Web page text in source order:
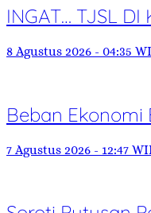
INGAT… TJSL DI
8 Agustus 2026 - 04:35
Beban Ekonomi
7 Agustus 2026 - 12:47